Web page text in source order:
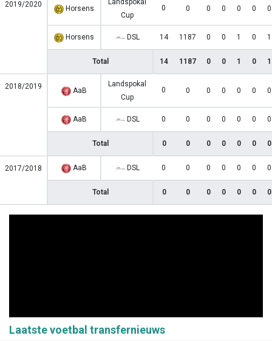
2019/2020 Horsens
Landspokal
Cup
0 0 0 0 0 0 0
Horsens DSL 14 1187 0 0 1 0 1
Total 14 1187 0 0 1 0 1
2018/2019 AaB
Landspokal
Cup
0 0 0 0 0 0 0
AaB DSL 0 0 0 0 0 0 0
Total 0 0 0 0 0 0 0
2017/2018 AaB DSL 0 0 0 0 0 0 0
Total 0 0 0 0 0 0 0
Laatste voetbal transfernieuws